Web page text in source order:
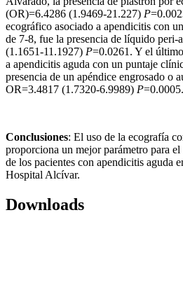
(OR)=6.4286 (1.9469-21.227) P
ecográfico asociado a apendicitis con
de 7-8, fue la presencia de líquido peri-
(1.1651-11.1927) P=0.0261. Y el
a apendicitis aguda con un puntaje
presencia de un apéndice engrosado o
OR=3.4817 (1.7320-6.9989) P=0.0005.
Conclusiones: El uso de la ecografía
proporciona un mejor parámetro para
de los pacientes con apendicitis aguda
Hospital Alcívar.
Downloads